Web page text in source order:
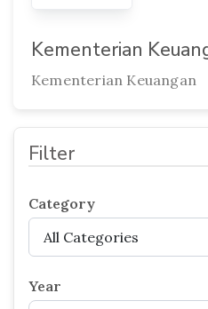
Kementerian
Kementerian Keuangan
Filter
Category
All Categories
Year